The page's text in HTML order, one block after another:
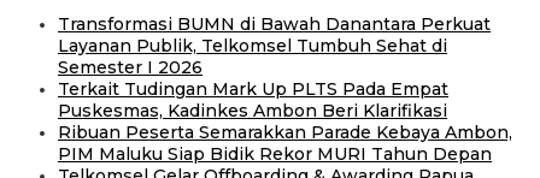
Transformasi BUMN di Bawah Danantara Perkuat
Layanan Publik, Telkomsel Tumbuh Sehat di
Semester I 2026
Terkait Tudingan Mark Up PLTS Pada Empat
Puskesmas, Kadinkes Ambon Beri Klarifikasi
Ribuan Peserta Semarakkan Parade Kebaya Ambon,
PIM Maluku Siap Bidik Rekor MURI Tahun Depan